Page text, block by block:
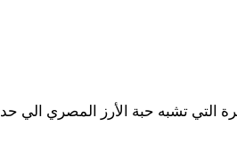
التي تشبه حبة الأرز المصري الي حد